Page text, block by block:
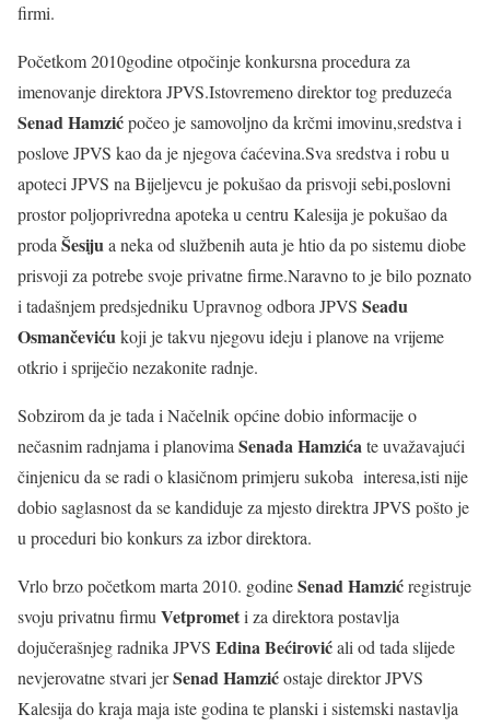
firmi.
Početkom 2010godine otpočinje konkursna procedura za
imenovanje direktora JPVS.Istovremeno direktor tog preduzeća
Senad Hamzićpočeo je samovoljno da krčmi imovinu,sredstva i
poslove JPVS kao da je njegova ćaćevina.Sva sredstva i robu u
apoteci JPVS na Bijeljevcu je pokušao da prisvoji sebi,poslovni
prostor poljoprivredna apoteka u centru Kalesija je pokušao da
proda Šesijua neka od službenih auta je htio da po sistemu diobe
prisvoji za potrebe svoje privatne firme.Naravno to je bilo poznato
i tadašnjem predsjedniku Upravnog odbora JPVS Seadu
Osmančevićukoji je takvu njegovu ideju i planove na vrijeme
otkrio i spriječio nezakonite radnje.
Sobzirom da je tada i Načelnik općine dobio informacije o
nečasnim radnjama i planovima Senada Hamzićate uvažavajući
činjenicu da se radi o klasičnom primjeru sukoba interesa,isti nije
dobio saglasnost da se kandiduje za mjesto direktra JPVS pošto je
u proceduri bio konkurs za izbor direktora.
Vrlo brzo početkom marta 2010. godineSenad Hamzićregistruje
svoju privatnu firmu Vetprometi za direktora postavlja
dojučerašnjeg radnika JPVS Edina Bećirovićali od tada slijede
nevjerovatne stvari jerSenad Hamzićostaje direktor JPVS
Kalesija do kraja maja iste godina te planski i sistemski nastavlja